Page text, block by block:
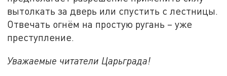
вытолкать за дверь или спустить с лестницы.
Отвечать огнём на простую ругань – уже
преступление.
Уважаемые читатели Царьграда!